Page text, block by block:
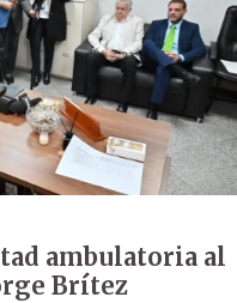
ambulatoria al
Brítez